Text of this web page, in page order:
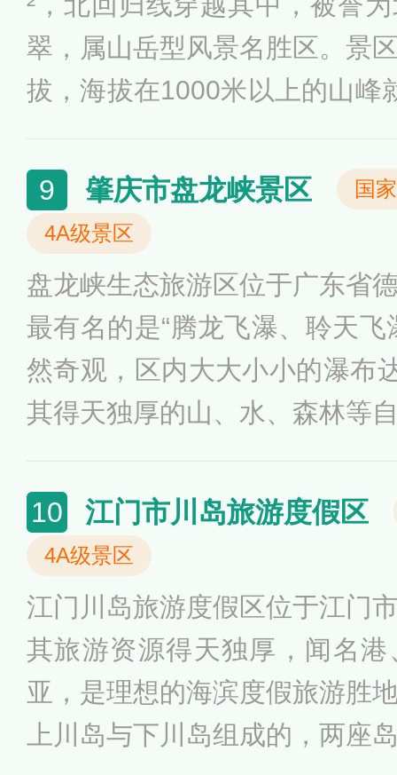
翠，属山岳型风景名胜区。景
拔，海拔在1000米以上的山峰
条挺直，集雄、奇、险、秀于
景名胜区还拥有原始森林、浅
东罕见自然生态资源，其中最
达428.5米的超大瀑布——白水
9 肇庆市盘龙峡景区
国
4A级景区
盘龙峡生态旅游区位于广东省
最有名的是“腾龙飞瀑、聆天飞
然奇观，区内大大小小的瀑布
其得天独厚的山、水、森林等
的水车群、高空滑索、森林水
游产品。
10 江门市川岛旅游度假区
4A级景区
江门川岛旅游度假区位于江门
其旅游资源得天独厚，闻名
亚，是理想的海滨度假旅游胜
上川岛与下川岛组成的，两座